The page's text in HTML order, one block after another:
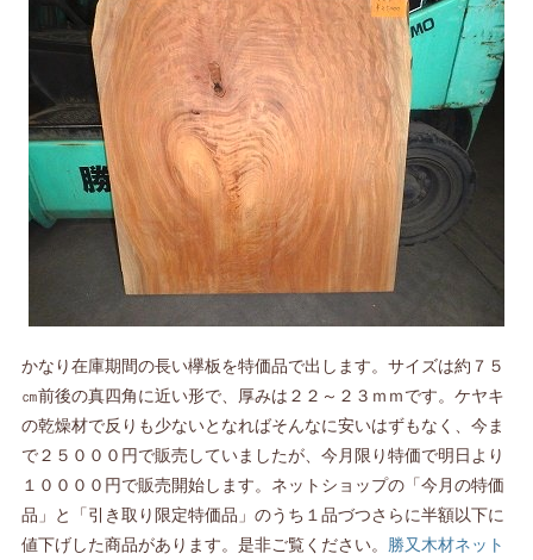
かなり在庫期間の長い欅板を特価品で出します。サイズは約７５
㎝前後の真四角に近い形で、厚みは２２～２３ｍｍです。ケヤキ
の乾燥材で反りも少ないとなればそんなに安いはずもなく、今ま
で２５０００円で販売していましたが、今月限り特価で明日より
１００００円で販売開始します。ネットショップの「今月の特価
品」と「引き取り限定特価品」のうち１品づつさらに半額以下に
値下げした商品があります。是非ご覧ください。 勝又木材ネット